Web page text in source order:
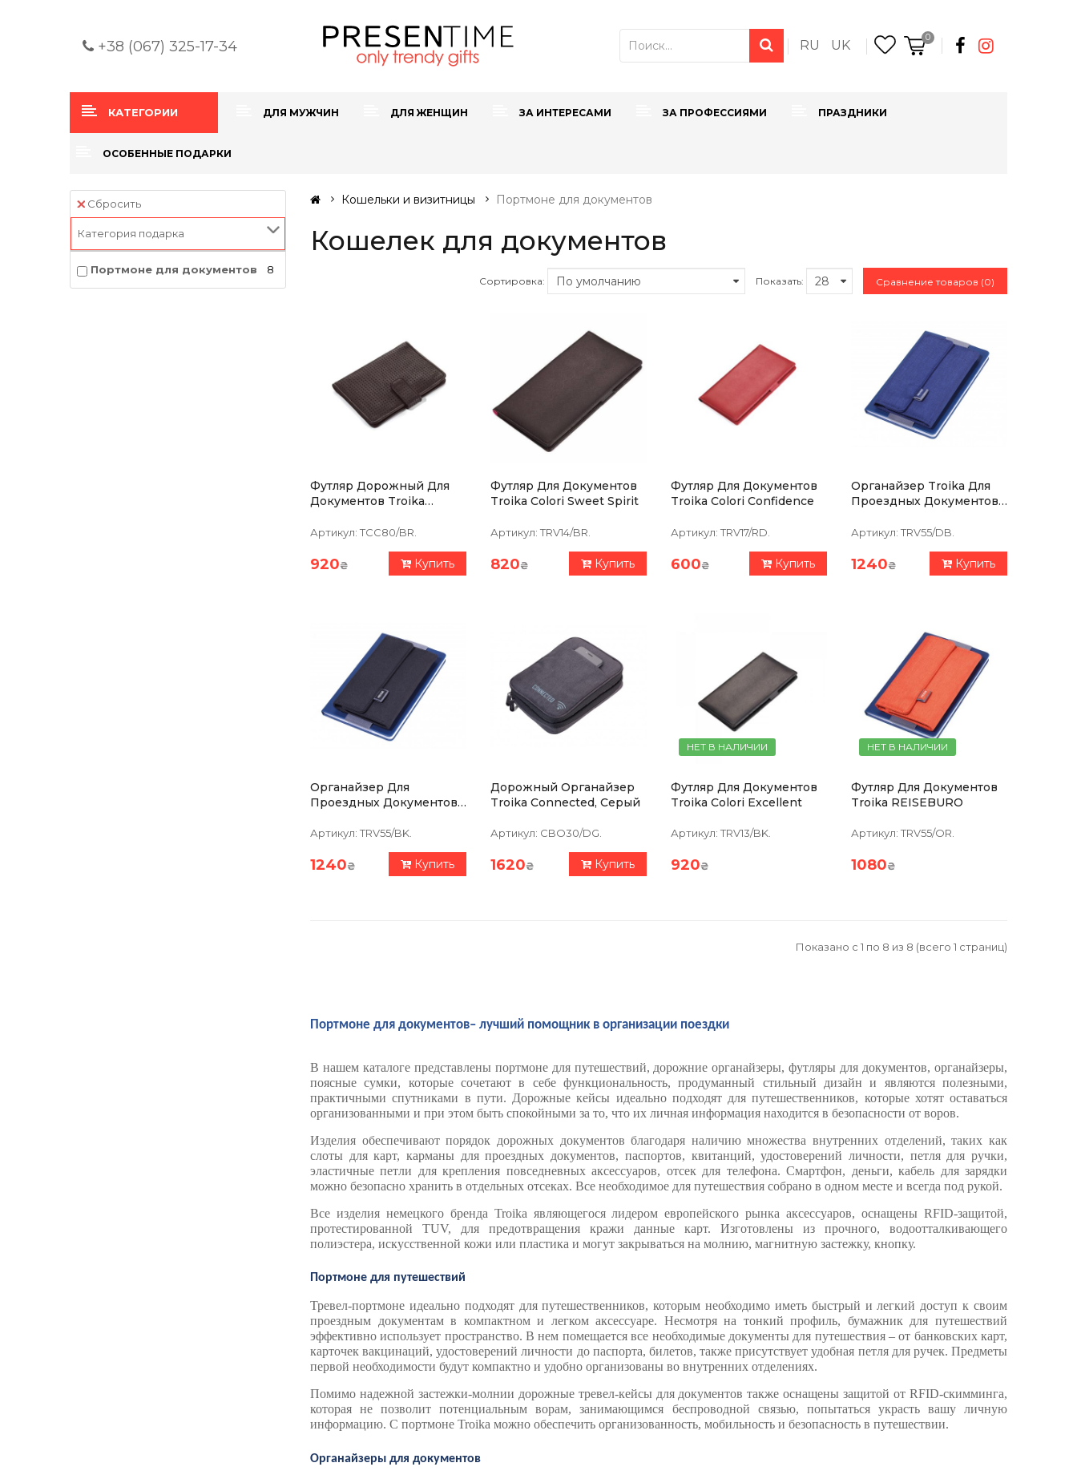
+38 (067) 325-17-34 RU UK
0
КАТЕГОРИИ ДЛЯ МУЖЧИН ДЛЯ ЖЕНЩИН ЗА ИНТЕРЕСАМИ ЗА ПРОФЕССИЯМИ ПРАЗДНИКИ
ОСОБЕННЫЕ ПОДАРКИ
Сбросить
Категория подарка
Портмоне для документов 8
Кошельки и визитницы Портмоне для документов
Кошелек для документов
Сортировка: Показать: Сравнение товаров (0)
Футляр Дорожный Для
Документов Troika
Артикул: TCC80/BR.
920₴ Купить
Футляр Для Документов
Troika Colori Sweet Spirit
Артикул: TRV14/BR.
820₴ Купить
Футляр Для Документов
Troika Colori Confidence
Артикул: TRV17/RD.
600₴ Купить
Органайзер Troika Для
Проездных Документов
REISEBURO Сине-Серый
Артикул: TRV55/DB.
1240₴ Купить
Органайзер Для
Проездных Документов
Troika REISEBURO
Артикул: TRV55/BK.
1240₴ Купить
Дорожный Органайзер
Troika Connected, Серый
Артикул: CBO30/DG.
1620₴ Купить
НЕТ В НАЛИЧИИ
Футляр Для Документов
Troika Colori Excellent
Артикул: TRV13/BK.
920₴
НЕТ В НАЛИЧИИ
Футляр Для Документов
Troika REISEBURO
Артикул: TRV55/OR.
1080₴
Показано с 1 по 8 из 8 (всего 1 страниц)
Портмоне для документов– лучший помощник в организации поездки
В нашем каталоге представлены портмоне для путешествий, дорожние органайзеры, футляры для документов, органайзеры,
поясные сумки, которые сочетают в себе функциональность, продуманный стильный дизайн и являются полезными,
практичными спутниками в пути. Дорожные кейсы идеально подходят для путешественников, которые хотят оставаться
организованными и при этом быть спокойными за то, что их личная информация находится в безопасности от воров.
Изделия обеспечивают порядок дорожных документов благодаря наличию множества внутренних отделений, таких как
слоты для карт, карманы для проездных документов, паспортов, квитанций, удостоверений личности, петля для ручки,
эластичные петли для крепления повседневных аксессуаров, отсек для телефона. Смартфон, деньги, кабель для зарядки
можно безопасно хранить в отдельных отсеках. Все необходимое для путешествия собрано в одном месте и всегда под рукой.
Все изделия немецкого бренда Troika являющегося лидером европейского рынка аксессуаров, оснащены RFID-защитой,
протестированной TUV, для предотвращения кражи данные карт. Изготовлены из прочного, водоотталкивающего
полиэстера, искусственной кожи или пластика и могут закрываться на молнию, магнитную застежку, кнопку.
Портмоне для путешествий
Тревел-портмоне идеально подходят для путешественников, которым необходимо иметь быстрый и легкий доступ к своим
проездным документам в компактном и легком аксессуаре. Несмотря на тонкий профиль, бумажник для путешествий
эффективно использует пространство. В нем помещается все необходимые документы для путешествия – от банковских карт,
карточек вакцинаций, удостоверений личности до паспорта, билетов, также присутствует удобная петля для ручек. Предметы
первой необходимости будут компактно и удобно организованы во внутренних отделениях.
Помимо надежной застежки-молнии дорожные тревел-кейсы для документов также оснащены защитой от RFID-скимминга,
которая не позволит потенциальным ворам, занимающимся беспроводной связью, попытаться украсть вашу личную
информацию. С портмоне Troika можно обеспечить организованность, мобильность и безопасность в путешествии.
Органайзеры для документов